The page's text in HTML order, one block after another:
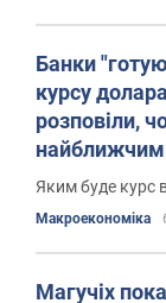
Банки
курсу
розповіли,
Яким буде курс
Mакроекономіка
Магучіх